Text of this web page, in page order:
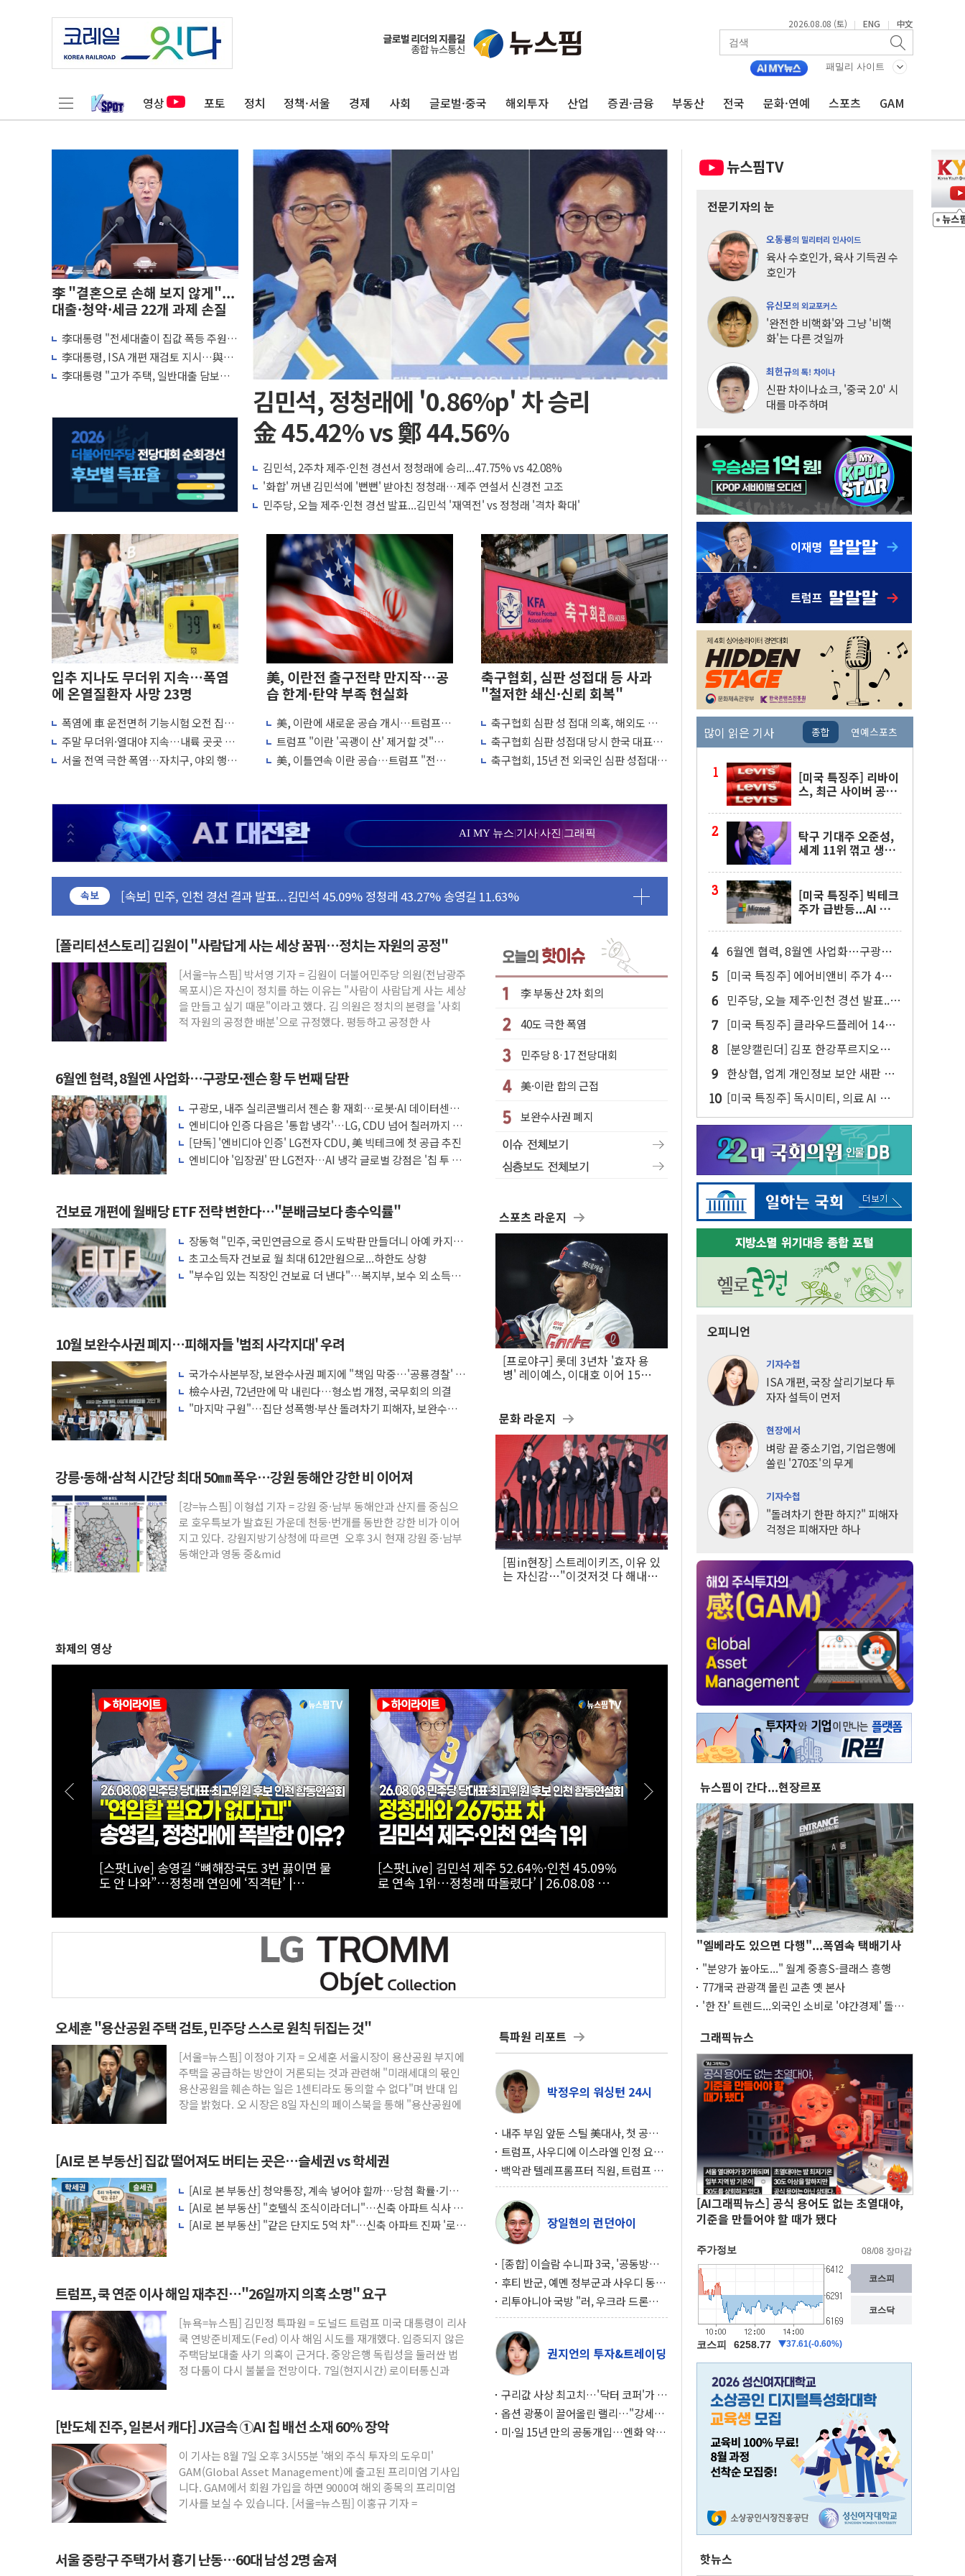
2026.08.08 (토) | ENG | 中文
패밀리 사이트
영상 포토 정치 정책·서울 경제 사회 글로벌·중국 해외투자 산업 증권·금융 부동산 전국 문화·연예 스포츠 GAM
李 "결혼으로 손해 보지 않게"...
대출·청약·세금 22개 과제 손질
李대통령 "전세대출이 집값 폭등 주원
인…유주택자 제한·규제 강화 검토"
李대통령, ISA 개편 재검토 지시…與
"적극 환영"·野 "졸속 국정"
李대통령 "고가 주택, 일반대출 담보가
김민석, 정청래에 '0.86%p' 차 승리
金 45.42% vs 鄭 44.56%
김민석, 2주차 제주·인천 경선서 정청래에 승리...47.75% vs 42.08%
'화합' 꺼낸 김민석에 '뻔뻔' 받아친 정청래…제주 연설서 신경전 고조
민주당, 오늘 제주·인천 경선 발표...김민석 '재역전' vs 정청래 '격차 확대'
입추 지나도 무더위 지속…폭염
에 온열질환자 사망 23명
폭염에 車 운전면허 기능시험 오전 집중
편성…체감온도 38도 넘으면 중단
주말 무더위·열대야 지속…내륙 곳곳 소
나기
서울 전역 극한 폭염…자치구, 야외 행사
美, 이란전 출구전략 만지작…공
습 한계·탄약 부족 현실화
美, 이란에 새로운 공습 개시…트럼프
"이제 우리 차례"
트럼프 "이란 '곡괭이 산' 제거할 것"…
미군, 사흘째 이란 야간 공습
美, 이틀연속 이란 공습…트럼프 "전쟁
축구협회, 심판 성접대 등 사과
"철저한 쇄신·신뢰 회복"
축구협회 심판 성 접대 의혹, 해외도 관심
↑…감독 선임 과정 수사까지 외신 주목
축구협회 심판 성접대 당시 한국 대표팀
7경기 무패 행진
축구협회, 15년 전 외국인 심판 성접대
AI MY 뉴스|기사|사진 |그래픽
속보
포항시 재난예산 40억 긴급 투입…고수온 양식장 복구·지원 '총력'
울진·영덕 '호우특보'-포항 '산사태 주의보'...경북도, 호우 피해·통제구간 없어
[종합] 김민석, 정청래에 '0.86%p' 차 재역전 성공...金 45.42% vs 鄭 44.56%
김민석, 2주차 제주·인천 경선서 정청래에 승리...47.75% vs 42.08%
인사하는 김민석 당대표 후보
[속보] 민주, 제주·인천 경선 결과 발표...김민석 47.75% 정청래 42.08%
[속보] 민주, 인천 경선 결과 발표...김민석 45.09% 정청래 43.27% 송영길 11.63%
[속보] 민주, 제주 경선 결과 발표...김민석 52.64% 정청래 39.89% 송영길 7.47%
이번주 국내 주요 금융일정(8.10~8.14)
美, 이란전 출구전략 만지작…공습 한계·탄약 부족 현실화
강릉·동해·삼척 시간당 최대 50㎜ 폭우…강원 동해안 강한 비 이어져
폐기물 수거하다 참변…60대 환경미화원 수거차에 치여 사망
서울 중랑구 주택가서 흉기 난동…60대 남성 2명 숨져
李대통령 "결혼 때문에 손해 보는 일 없게"…'결혼 페널티' 22개 과제 손본다
추미애, '위안부' 피해자 기림의 날 참석..."국제적 시민 연대로 목소리 내야"
인천 선재도 갯벌서 해루질 중 실종 60대 나흘만에 숨진 채 발견
인천서 말다툼 중 어머니 흉기 살해 10대 아들 체포
'화합' 꺼낸 김민석에 '뻔뻔' 받아친 정청래…제주 연설서 신경전 고조
[폴리티션스토리] 김원이 "사람답게 사는 세상 꿈꿔…정치는 자원의 공정"
[서울=뉴스핌] 박서영 기자 = 김원이 더불어민주당 의원(전남광주
목포시)은 자신이 정치를 하는 이유는 "사람이 사람답게 사는 세상
을 만들고 싶기 때문"이라고 했다. 김 의원은 정치의 본령을 '사회
적 자원의 공정한 배분'으로 규정했다. 평등하고 공정한 사
6월엔 협력, 8월엔 사업화…구광모·젠슨 황 두 번째 담판
구광모, 내주 실리콘밸리서 젠슨 황 재회…로봇·AI 데이터센터·
모빌리티 구체화
엔비디아 인증 다음은 '통합 냉각'…LG, CDU 넘어 칠러까지 묶
는다
[단독] '엔비디아 인증' LG전자 CDU, 美 빅테크에 첫 공급 추진
엔비디아 '입장권' 딴 LG전자…AI 냉각 글로벌 강점은 '칩 투 칠
건보료 개편에 월배당 ETF 전략 변한다…"분배금보다 총수익률"
장동혁 "민주, 국민연금으로 증시 도박판 만들더니 아예 카지노
차릴 판"
초고소득자 건보료 월 최대 612만원으로...하한도 상향
"부수입 있는 직장인 건보료 더 낸다"…복지부, 보수 외 소득월
10월 보완수사권 폐지…피해자들 '범죄 사각지대' 우려
국가수사본부장, 보완수사권 폐지에 "책임 막중…'공룡경찰' 우
려 해소"
檢수사권, 72년만에 막 내린다…형소법 개정, 국무회의 의결
"마지막 구원"…집단 성폭행·부산 돌려차기 피해자, 보완수사
강릉·동해·삼척 시간당 최대 50㎜ 폭우…강원 동해안 강한 비 이어져
[강=뉴스핌] 이형섭 기자 = 강원 중·남부 동해안과 산지를 중심으
로 호우특보가 발효된 가운데 천둥·번개를 동반한 강한 비가 이어
지고 있다. 강원지방기상청에 따르면 오후 3시 현재 강원 중·남부
동해안과 영동 중&mid
李 부동산 2차 회의
40도 극한 폭염
민주당 8·17 전당대회
美·이란 합의 근접
보완수사권 폐지
스포츠 라운지
[프로야구] 롯데 3년차 '효자 용
병' 레이예스, 이대호 이어 15년
문화 라운지
[핌in현장] 스트레이키즈, 이유 있
는 자신감…"이것저것 다 해내는
화제의 영상
[스팟Live] 김민석 “누가 김민석보다 국정 방향
을 공유했나”…인천서 ‘대체불가’ 외쳤다 |
[스팟Live] 환호 속 입장해 나란히 ‘찰칵’…서로
‘저격 연설’ 들을 때 후보들 표정은? | 26.08.08
[스팟Live] 정청래, 김민석에 “사과 먼저”…송
영길엔 “사람 고쳐 쓰는 거 아냐” | 26.08.08 더
불어민주당 당대표·최고위원 후보 인천 합동연
오세훈 "용산공원 주택 검토, 민주당 스스로 원칙 뒤집는 것"
[서울=뉴스핌] 이정아 기자 = 오세훈 서울시장이 용산공원 부지에
주택을 공급하는 방안이 거론되는 것과 관련해 "미래세대의 몫인
용산공원을 훼손하는 일은 1센티라도 동의할 수 없다"며 반대 입
장을 밝혔다. 오 시장은 8일 자신의 페이스북을 통해 "용산공원에
[AI로 본 부동산] 집값 떨어져도 버티는 곳은…슬세권 vs 학세권
[AI로 본 부동산] 청약통장, 계속 넣어야 할까…당첨 확률·기회
비용 따져보니
[AI로 본 부동산] "호텔식 조식이라더니"…신축 아파트 식사 서
비스의 속사정
[AI로 본 부동산] "같은 단지도 5억 차"…신축 아파트 진짜 '로얄
트럼프, 쿡 연준 이사 해임 재추진…"26일까지 의혹 소명" 요구
[뉴욕=뉴스핌] 김민정 특파원 = 도널드 트럼프 미국 대통령이 리사
쿡 연방준비제도(Fed) 이사 해임 시도를 재개했다. 입증되지 않은
주택담보대출 사기 의혹이 근거다. 중앙은행 독립성을 둘러싼 법
정 다툼이 다시 불붙을 전망이다. 7일(현지시간) 로이터통신과
[반도체 진주, 일본서 캐다] JX금속 ①AI 칩 배선 소재 60% 장악
이 기사는 8월 7일 오후 3시55분 '해외 주식 투자의 도우미'
GAM(Global Asset Management)에 출고된 프리미엄 기사입
니다. GAM에서 회원 가입을 하면 9000여 해외 종목의 프리미엄
기사를 보실 수 있습니다. [서울=뉴스핌] 이홍규 기자 =
서울 중랑구 주택가서 흉기 난동…60대 남성 2명 숨져
특파원 리포트
박정우의 워싱턴 24시
내주 부임 앞둔 스틸 美대사, 첫 공개
행사서 "한미동맹 강화 최우선 과제"
트럼프, 사우디에 이스라엘 인정 요
구…원자력 협정 서명 하루 만에 좌초
위기
백악관 텔레프롬프터 직원, 트럼프 연
설 미리 보고 베팅 시장서 10만달러 챙
겨
장일현의 런던아이
[종합] 이슬람 수니파 3국, '공동방위
협정' 체결… 이스라엘·이란 위협에
맞설 자체 억지력 강화
후티 반군, 예멘 정부군과 사우디 동시
공격… 위기 고조되는 또 다른 중동 화
약고
리투아니아 국방 "러, 우크라 드론으
로 나토 회원국 공격 검토… 거짓 깃발
작전"
권지언의 투자&트레이딩
구리값 사상 최고치…'닥터 코퍼'가 말
하는 경기 신호가 달라졌다
옵션 광풍이 끌어올린 랠리…"강세장
이면에 과열 경고등"
미·일 15년 만의 공동개입…엔화 약세
뉴스핌TV
전문기자의 눈
오동룡의 밀리터리 인사이드
육사 수호인가, 육사 기득권 수
호인가
유신모의 외교포커스
'완전한 비핵화'와 그냥 '비핵
화'는 다른 것일까
최헌규의 톡! 차이나
신판 차이나쇼크, '중국 2.0' 시
대를 마주하며
많이 읽은 기사 종합 연예스포츠
[미국 특징주] 리바이
스, 최근 사이버 공격
실 공개
탁구 기대주 오준성,
세계 11위 꺾고 생애
강행
[미국 특징주] 빅테크
주가 급반등...AI 불안
아나
6월엔 협력, 8월엔 사업화…구광모·
젠슨 황 두 번째 담판
[미국 특징주] 에어비앤비 주가 4년
만에 최고...연간 매출 상향에 투자자
반색
민주당, 오늘 제주·인천 경선 발표...
김민석 '재역전' vs 정청래 '격차 확
대'
[미국 특징주] 클라우드플레어 14%
급등해 신고점...AI 지출 확대에 전망
상향
[분양캘린더] 김포 한강푸르지오리버
프론트 등 3284가구 분양
한상협, 업계 개인정보 보안 새판 짠
다…'자율규제단체' 타진
[미국 특징주] 독시미티, 의료 AI 안전
성 美 1위에 50%대 폭등
오피니언
기자수첩
ISA 개편, 국장 살리기보다 투
자자 설득이 먼저
현장에서
벼랑 끝 중소기업, 기업은행에
쏠린 '270조'의 무게
기자수첩
"돌려차기 한판 하지?" 피해자
걱정은 피해자만 하나
뉴스핌이 간다...현장르포
"엘베라도 있으면 다행"...폭염속 택배기사
"분양가 높아도..." 월계 중흥S-클래스 흥행
77개국 관광객 몰린 교촌 옛 본사
'한 잔' 트렌드...외국인 소비로 '야간경제' 돌파
그래픽뉴스
[AI그래픽뉴스] 공식 용어도 없는 초열대야,
기준을 만들어야 할 때가 됐다
핫뉴스